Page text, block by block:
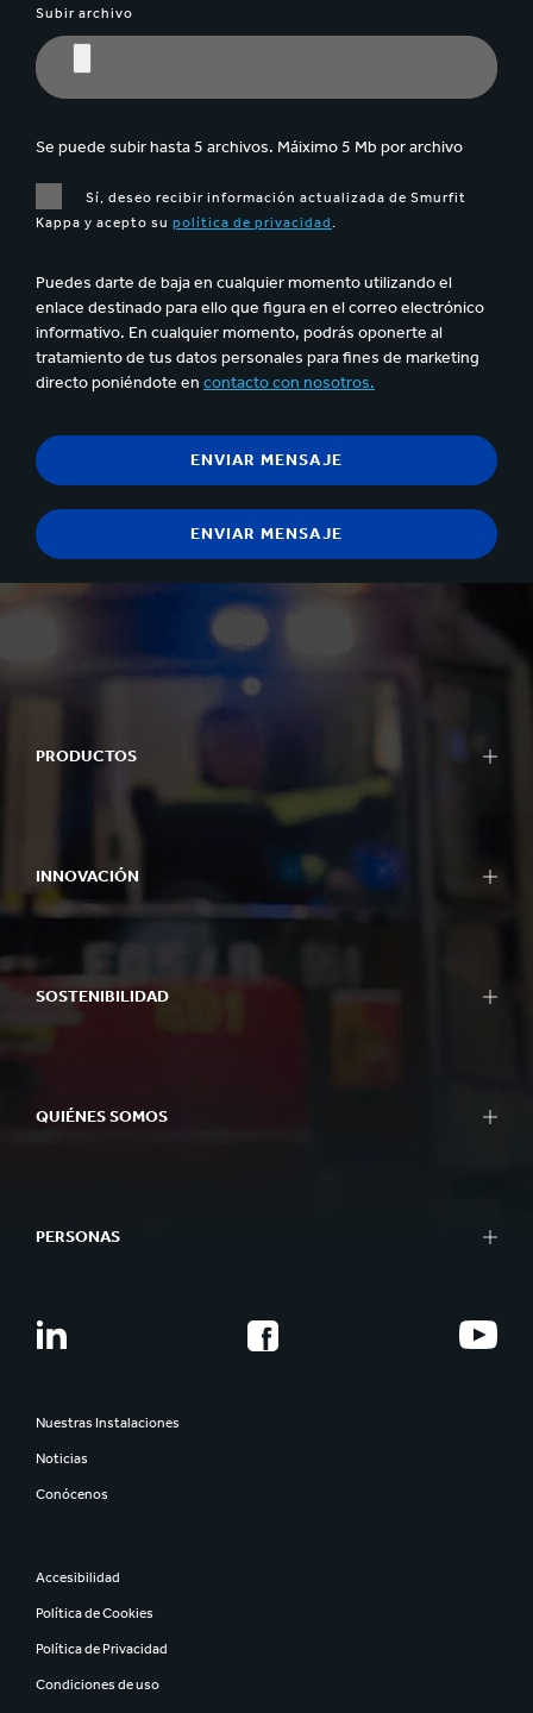
Subir archivo
Se puede subir hasta 5 archivos. Máiximo 5 Mb por archivo
Sí, deseo recibir información actualizada de Smurfit
Kappa y acepto su política de privacidad.
Puedes darte de baja en cualquier momento utilizando el
enlace destinado para ello que figura en el correo electrónico
informativo. En cualquier momento, podrás oponerte al
tratamiento de tus datos personales para fines de marketing
directo poniéndote en contacto con nosotros.
PRODUCTOS
INNOVACIÓN
SOSTENIBILIDAD
QUIÉNES SOMOS
PERSONAS
Nuestras Instalaciones
Noticias
Conócenos
Accesibilidad
Política de Cookies
Política de Privacidad
Condiciones de uso